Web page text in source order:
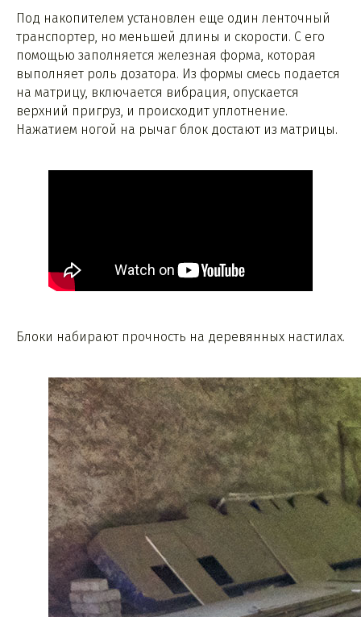
Под накопителем установлен еще один ленточный
транспортер, но меньшей длины и скорости. С его
помощью заполняется железная форма, которая
выполняет роль дозатора. Из формы смесь подается
на матрицу, включается вибрация, опускается
верхний пригруз, и происходит уплотнение.
Нажатием ногой на рычаг блок достают из матрицы.
Блоки набирают прочность на деревянных настилах.